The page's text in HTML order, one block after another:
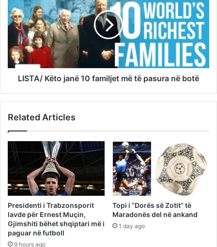
LISTA/ Këto janë 10 familjet më të pasura në botë
Related Articles
Presidenti i Trabzonsporit
lavde për Ernest Muçin,
Gjimshiti bëhet shqiptari më i
paguar në futboll
9 hours ago
Topi i “Dorës së Zotit” të
Maradonës del në ankand
1 day ago